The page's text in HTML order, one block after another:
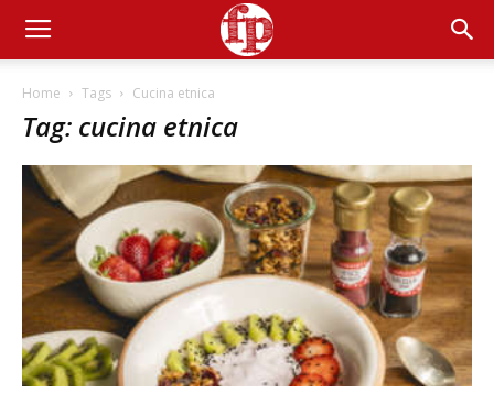
Home Tags Cucina etnica
Tag: cucina etnica